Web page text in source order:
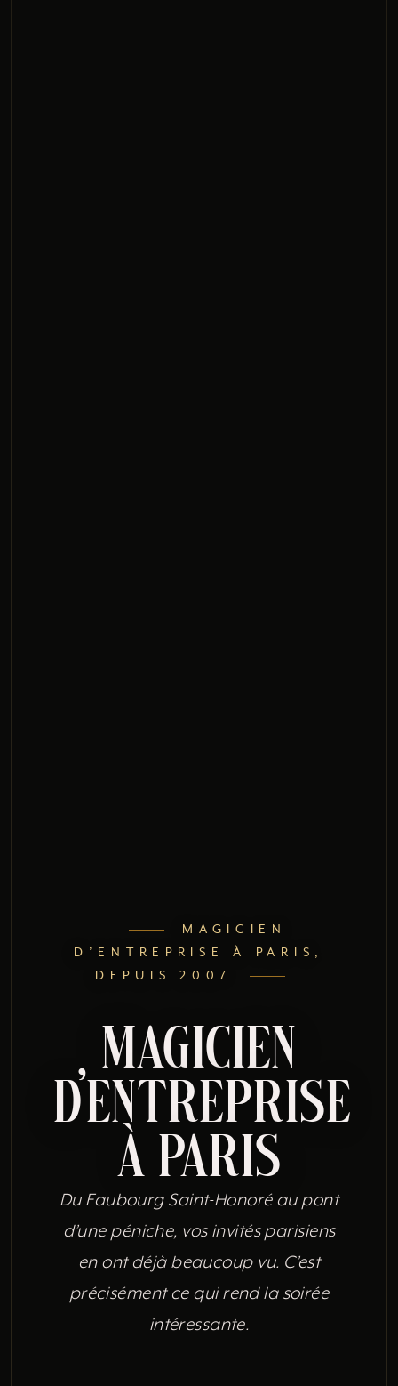
MAGICIEN
D’ENTREPRISE À PARIS,
DEPUIS 2007
Magicien
d’entreprise
à Paris
Du Faubourg Saint-Honoré au pont
d’une péniche, vos invités parisiens
en ont déjà beaucoup vu. C’est
précisément ce qui rend la soirée
intéressante.